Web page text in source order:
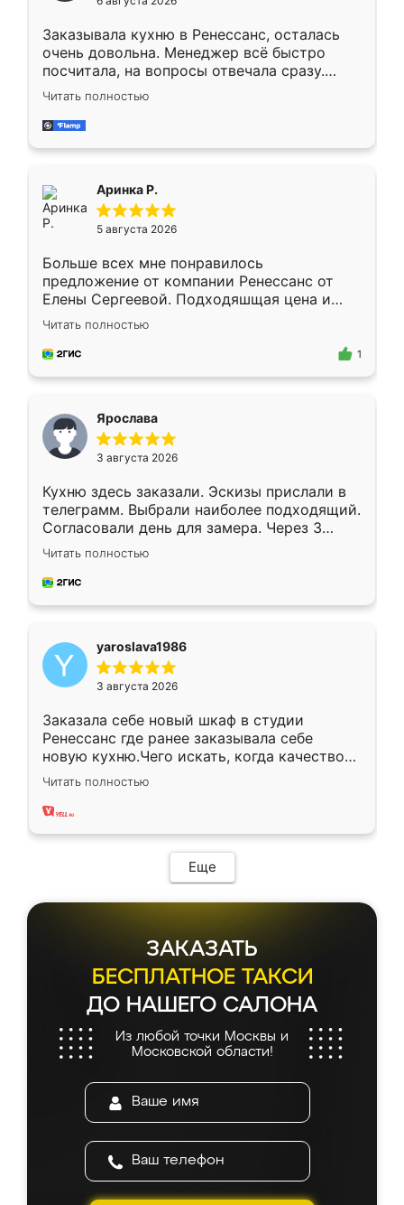
мебели буду заказывать только здесь.
Заказывала кухню в Ренессанс, осталась
очень довольна. Менеджер всё быстро
посчитала, на вопросы отвечала сразу.
Замерщик приехал в субботу, подошёл к
делу со всей ответственностью. Собрали
за день, ребята работали аккуратно, даже
Читать полностью
Аринка Р.
5 августа 2026
Больше всех мне понравилось
предложение от компании Ренессанс от
Елены Сергеевой. Подходяшщая цена и
короткие сроки изготовления. Приехавший
для замера сотрудник Владислав
предложил по моему эскизу самый
Читать полностью
1
Ярослава
3 августа 2026
Кухню здесь заказали. Эскизы прислали в
телеграмм. Выбрали наиболее подходящий.
Согласовали день для замера. Через 3
недели кухня была уже готова. Остались
довольны работой. Спасибо Ренессанс
мебель за качественную работу!
Читать полностью
yaroslava1986
3 августа 2026
Заказала себе новый шкаф в студии
Ренессанс где ранее заказывала себе
новую кухню.Чего искать, когда качеством
вполне довольна. Служит кухня уже почти
два года, нареканий нет.
Читать полностью
Еще
ЗАКАЗАТЬ
БЕСПЛАТНОЕ ТАКСИ
ДО НАШЕГО САЛОНА
Из любой точки Москвы и
Московской области!